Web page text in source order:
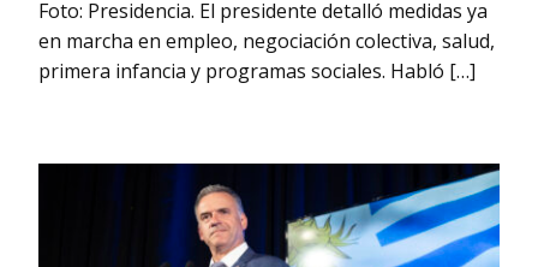
Foto: Presidencia. El presidente detalló medidas ya
en marcha en empleo, negociación colectiva, salud,
primera infancia y programas sociales. Habló […]